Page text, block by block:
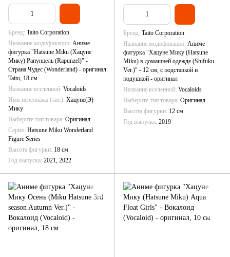
Бренд Taito Corporation
Название модификации Аниме
фигурка "Hatsune Miku (Хацуне
Мику) Рапунцель (Rapunzel)" -
Страна Чудес (Wonderland) - оригинал
Taito, 18 см
Название вселенной Vocaloids
Имя персонажа (лат.) Хацуне(Э)
Мику
Выберите тип товара Оригинал
Серия Hatsune Miku Wonderland
Figure Series
Высота фигурки 18 см
Год выпуска 2021, 2022
Бренд Taito Corporation
Название модификации Аниме
фигурка "Хацуне Мику (Hatsune
Miku) в домашней одежде (Shifuku
Ver.)" - 12 см, с подставкой и
подушкой - оригинал
Название вселенной Vocaloids
Выберите тип товара Оригинал
Высота фигурки 12 см
Год выпуска 2019